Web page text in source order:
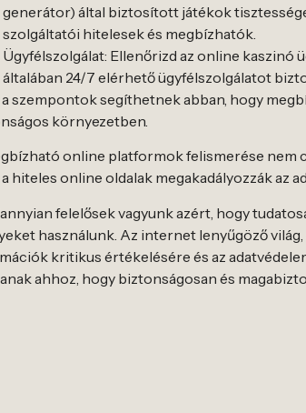
generátor) által biztosított játékok
szolgáltatói hitelesek és megbízhatók.
Ügyfélszolgálat: Ellenőrizd az online kaszinó
általában 24/7 elérhető ügyfélszolgálatot
a szempontok segíthetnek abban, hogy
környezetben.
online platformok felismerése nem
hiteles online oldalak megakadályozzák az
felelősek vagyunk azért, hogy
használunk. Az internet lenyűgöző
kritikus értékelésére és az
ahhoz, hogy biztonságosan és